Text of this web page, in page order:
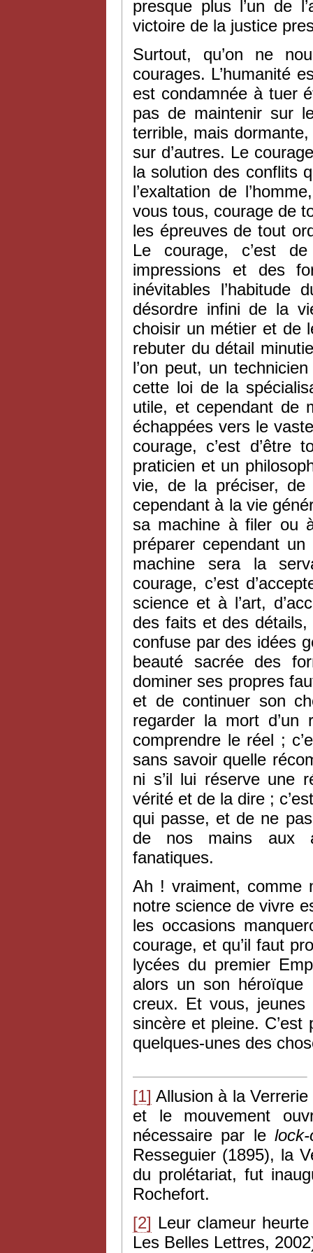
presque plus l’un de
victoire de la justice
Surtout, qu’on ne
courages. L’humanité
est condamnée à tuer
pas de maintenir sur
terrible, mais
sur d’autres. Le
la solution des conflits
l’exaltation de
vous tous, courage de
les épreuves de tout
Le courage, c’est
impressions et des
inévitables
désordre infini de la
choisir un métier et de
rebuter du détail
l’on peut, un
cette loi de la
utile, et cependant de
échappées vers le
courage, c’est
praticien et un
vie, de la préciser, de
cependant à la vie
sa machine à filer ou
préparer cependant
machine sera la
courage, c’est
science et à l’art,
des faits et des détails,
confuse par des idées
beauté sacrée des
dominer ses propres
et de continuer son
regarder la mort d’un
comprendre le réel ;
sans savoir quelle
ni s’il lui réserve une
vérité et de la dire ;
qui passe, et de ne
de nos mains aux
fanatiques.
Ah ! vraiment, comme
notre science de vivre
les occasions
courage, et qu’il faut
lycées du premier
alors un son héroïque
creux. Et vous,
sincère et pleine.
quelques-unes des
[1] Allusion à la
et le mouvement
nécessaire par le
Resseguier (1895), la
du prolétariat, fut
Rochefort.
[2] Leur clameur
Les Belles Lettres,